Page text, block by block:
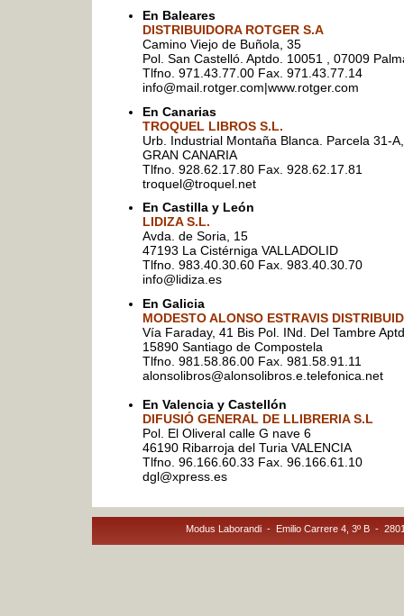
En Baleares
DISTRIBUIDORA ROTGER S.A
Camino Viejo de Buñola, 35
Pol. San Castelló. Aptdo. 10051 , 07009
Tlfno. 971.43.77.00 Fax. 971.43.77.14
info@mail.rotger.com|www.rotger.com
En Canarias
TROQUEL LIBROS S.L.
Urb. Industrial Montaña Blanca. Parcela 31-
GRAN CANARIA
Tlfno. 928.62.17.80 Fax. 928.62.17.81
troquel@troquel.net
En Castilla y León
LIDIZA S.L.
Avda. de Soria, 15
47193 La Cistérniga VALLADOLID
Tlfno. 983.40.30.60 Fax. 983.40.30.70
info@lidiza.es
En Galicia
MODESTO ALONSO ESTRAVIS
Vía Faraday, 41 Bis Pol. INd. Del Tambre
15890 Santiago de Compostela
Tlfno. 981.58.86.00 Fax. 981.58.91.11
alonsolibros@alonsolibros.e.telefonica.net
En Valencia y Castellón
DIFUSIÓ GENERAL DE LLIBRERIA S.L
Pol. El Oliveral calle G nave 6
46190 Ribarroja del Turia VALENCIA
Tlfno. 96.166.60.33 Fax. 96.166.61.10
dgl@xpress.es
Modus Laborandi - Emilio Carrere 4, 3º B -